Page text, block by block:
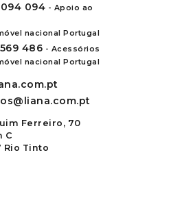
094 - Apoio ao
nacional Portugal
486 - Acessórios
nacional Portugal
Ferreiro, 70
C
Rio Tinto